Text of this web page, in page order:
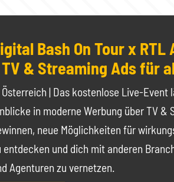
Bash On Tour x RTL
& Streaming Ads für
Österreich | Das kostenlose Live-Event
in moderne Werbung über TV &
neue Möglichkeiten für
entdecken und dich mit anderen
Agenturen zu vernetzen.